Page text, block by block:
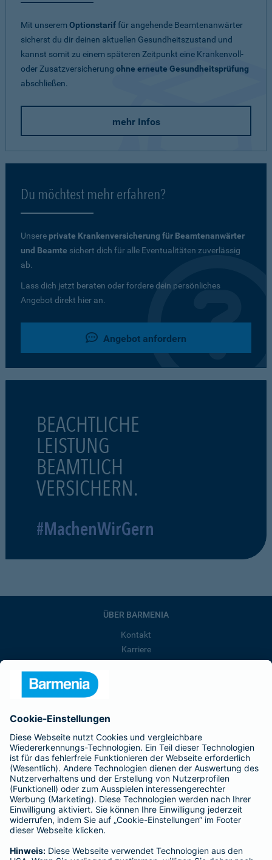
Mit unseremOptionstariffür angehende Beamtenanwärter
sicherst du dir deinen aktuellen Gesundheitszustand und
kannst somit zu einem späteren Zeitpunkt eine Krankenvoll-
oder Zusatzversicherung ohne erneute Gesundheitsprüfung
abschließen.
mehr Infos
Du möchtest mehr erfahren?
Unsere private Krankenversicherung für Beamtenanwärter
und Beamte sichert dich für alle Eventualitäten zuverlässig
ab.
Lass dich jetzt beraten oder fordere dein persönliches
Angebot direkt hier an.
Angebot anfordern
BEACHTLICHE
LEISTUNG
BEAMTLICH
VERSICHERN.
#MachenWirGern
ÜBER BARMENIA
Kontakt
Karriere
Barmenia ist Teil der BarmeniaGothaer
BELIEBTE SEITEN
Kranken-Zusatzversicherung
Tierversicherungen
Haftpflichtversicherung
Hausratversicherung